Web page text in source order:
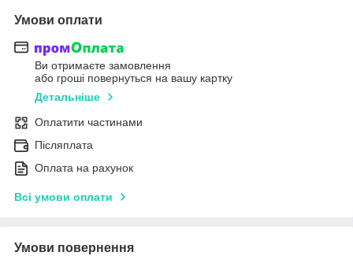
Умови оплати
Ви отримаєте замовлення
або гроші повернуться на вашу картку
Детальніше
Оплатити частинами
Післяплата
Оплата на рахунок
Всі умови оплати
Умови повернення